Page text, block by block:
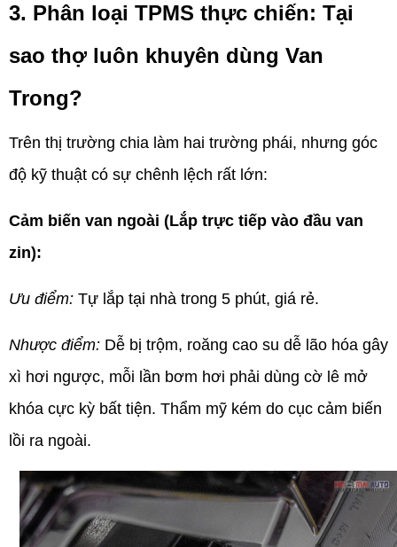
3. Phân loại TPMS thực chiến: Tại
sao thợ luôn khuyên dùng Van
Trong?
Trên thị trường chia làm hai trường phái, nhưng góc
độ kỹ thuật có sự chênh lệch rất lớn:
Cảm biến van ngoài (Lắp trực tiếp vào đầu van
zin):
Ưu điểm: Tự lắp tại nhà trong 5 phút, giá rẻ.
Nhược điểm: Dễ bị trộm, roăng cao su dễ lão hóa gây
xì hơi ngược, mỗi lần bơm hơi phải dùng cờ lê mở
khóa cực kỳ bất tiện. Thẩm mỹ kém do cục cảm biến
lồi ra ngoài.